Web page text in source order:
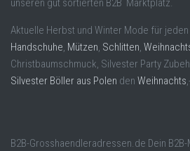
unseren gut sortierten B2B Marktplatz.
Aktuelle Herbst und Winter Mode für jeden
Handschuhe, Mützen, Schlitten,
Christbaumschmuck, Silvester Party
Silvester Böller aus Polen den Weihnachts
B2B-Grosshaendleradressen.de Dein